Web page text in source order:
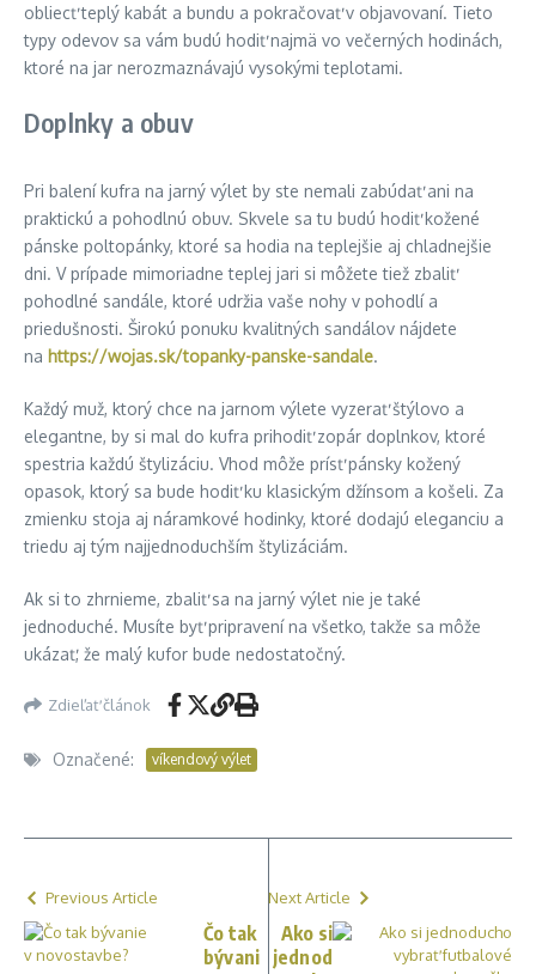
obliecť teplý kabát a bundu a pokračovať v objavovaní. Tieto
typy odevov sa vám budú hodiť najmä vo večerných hodinách,
ktoré na jar nerozmaznávajú vysokými teplotami.
Doplnky a obuv
Pri balení kufra na jarný výlet by ste nemali zabúdať ani na
praktickú a pohodlnú obuv. Skvele sa tu budú hodiť kožené
pánske poltopánky, ktoré sa hodia na teplejšie aj chladnejšie
dni. V prípade mimoriadne teplej jari si môžete tiež zbaliť
pohodlné sandále, ktoré udržia vaše nohy v pohodlí a
priedušnosti. Širokú ponuku kvalitných sandálov nájdete
na https://wojas.sk/topanky-panske-sandale.
Každý muž, ktorý chce na jarnom výlete vyzerať štýlovo a
elegantne, by si mal do kufra prihodiť zopár doplnkov, ktoré
spestria každú štylizáciu. Vhod môže prísť pánsky kožený
opasok, ktorý sa bude hodiť ku klasickým džínsom a košeli. Za
zmienku stoja aj náramkové hodinky, ktoré dodajú eleganciu a
triedu aj tým najjednoduchším štylizáciám.
Ak si to zhrnieme, zbaliť sa na jarný výlet nie je také
jednoduché. Musíte byť pripravení na všetko, takže sa môže
ukázať, že malý kufor bude nedostatočný.
Zdieľať článok
Označené: víkendový výlet
Previous Article
Čo tak
bývani
Next Article
Ako si
jednod